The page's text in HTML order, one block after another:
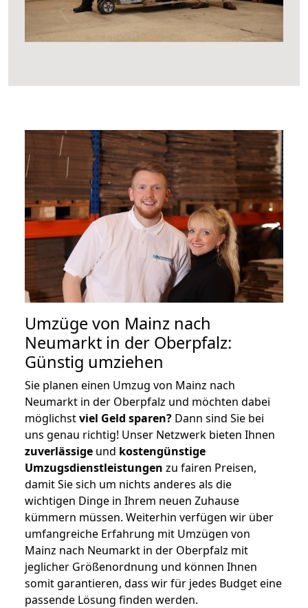
Umzüge von Mainz nach
Neumarkt in der Oberpfalz:
Günstig umziehen
Sie planen einen Umzug von Mainz nach
Neumarkt in der Oberpfalz und möchten dabei
möglichstviel Geld sparen? Dann sind Sie bei
uns genau richtig! Unser Netzwerk bieten Ihnen
zuverlässige und kostengünstige
Umzugsdienstleistungen zu fairen Preisen,
damit Sie sich um nichts anderes als die
wichtigen Dinge in Ihrem neuen Zuhause
kümmern müssen. Weiterhin verfügen wir über
umfangreiche Erfahrung mit Umzügen von
Mainz nach Neumarkt in der Oberpfalz mit
jeglicher Größenordnung und können Ihnen
somit garantieren, dass wir für jedes Budget eine
passende Lösung finden werden.